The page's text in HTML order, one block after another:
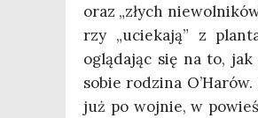
oraz „złych
rzy „ucie­ka­ją” z
oglą­da­jąc się na to,
sobie rodzi­na O’Harów.
już po woj­nie, w